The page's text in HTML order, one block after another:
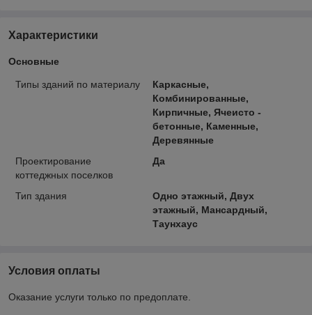
Характеристики
Основные
Типы зданий по материалу
Каркасные,
Комбинированные,
Кирпичные, Ячеисто -
бетонные, Каменные,
Деревянные
Проектирование
коттеджных поселков
Да
Тип здания
Одно этажный, Двух
этажный, Мансардный,
Таунхаус
Условия оплаты
Оказание услуги только по предоплате.